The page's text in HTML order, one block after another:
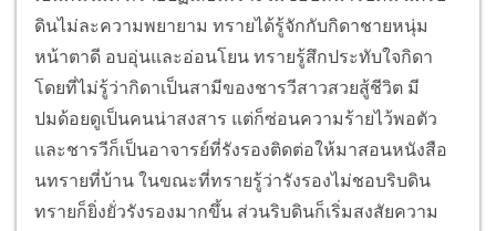
ดินไม่ละความพยายาม ทรายได้รู้จักกับกิดาชายหนุ่ม
หน้าตาดี อบอุ่นและอ่อนโยน ทรายรู้สึกประทับใจกิดา
โดยที่ไม่รู้ว่ากิดาเป็นสามีของชารวีสาวสวยสู้ชีวิต มี
ปมด้อยดูเป็นคนน่าสงสาร แต่ก็ซ่อนความร้ายไว้พอตัว
และชารวีก็เป็นอาจารย์ที่รังรองติดต่อให้มาสอนหนังสือ
นทรายที่บ้าน ในขณะที่ทรายรู้ว่ารังรองไม่ชอบริบดิน
ทรายก็ยิ่งยั่วรังรองมากขึ้น ส่วนริบดินก็เริ่มสงสัยความ